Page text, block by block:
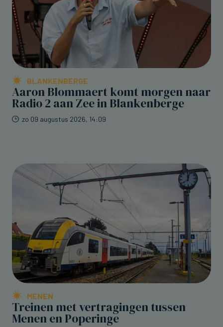
BLANKENBERGE
Aaron Blommaert komt morgen naar
Radio 2 aan Zee in Blankenberge
zo 09 augustus 2026, 14:09
MENEN
Treinen met vertragingen tussen
Menen en Poperinge